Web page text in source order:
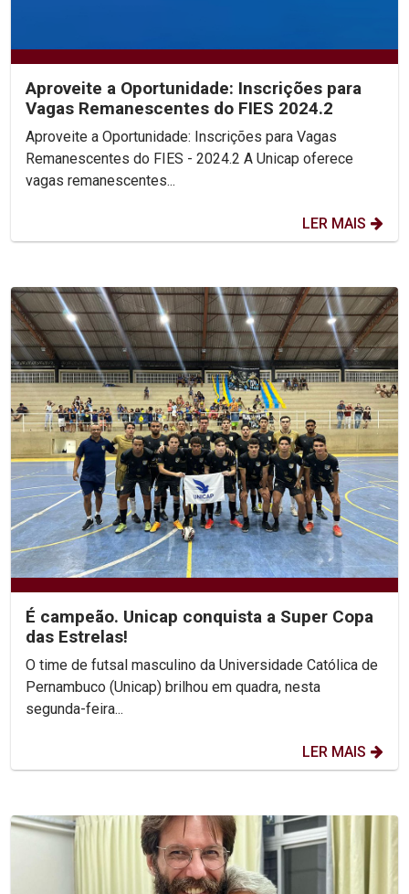
Aproveite a Oportunidade: Inscrições para
Vagas Remanescentes do FIES 2024.2
Aproveite a Oportunidade: Inscrições para Vagas
Remanescentes do FIES - 2024.2 A Unicap oferece
vagas remanescentes...
LER MAIS
É campeão. Unicap conquista a Super Copa
das Estrelas!
O time de futsal masculino da Universidade Católica de
Pernambuco (Unicap) brilhou em quadra, nesta
segunda-feira...
LER MAIS